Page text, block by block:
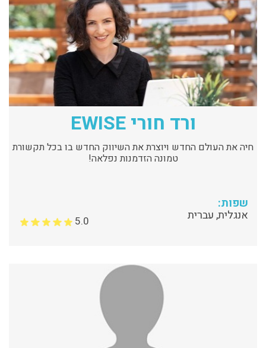
ורד חורי EWISE
חיה את העולם החדש ויוצרת את השיווק החדש בו בכל תקשורת
טמונה הזדמנות נפלאה!
שפות:
אנגלית, עברית 5.0